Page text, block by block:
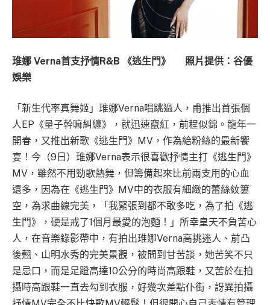
琟娜 Verna首支抒情R&B 《逃生門》 照片提供：谷優
娛樂
「新生代率真舞姬」琟娜Verna唱跳過人，甫推出首張個
人EP《量子幹嘛糾纏》，就迅速竄紅，前程似錦。龍年一
開春，又推出新歌《逃生門》MV，作為給粉絲的最新饗
宴！今（9日）琟娜Verna表示很喜歡抒情主打《逃生門》
MV，雖然不用勁歌熱舞，但籌備起來比前兩支用的心血
還多，因為在《逃生門》MV中的衣服有細緻的蕾絲紋簍
空，為求曲線完美，「我緊張到都不敢多吃，為了拍《逃
生門》，硬是戒了1個月最愛的泡麵！」所幸皇天不負苦心
人，在音樂錄影帶中，有拍出琟娜Verna高挑迷人、前凸
後翹、山明水秀的完美景觀，被問到甘苦談，她苦笑不只
是忌口，而是足蹬高達10公分的時尚高跟鞋，又苦於在拍
攝時高跟鞋一直去勾到衣服，好幾次差點仆街，訝異拍攝